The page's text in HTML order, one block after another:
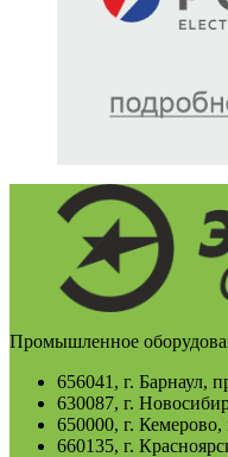
Промышленное
656041, г. Барнаул,
630087, г.
650000, г.
660135, г.